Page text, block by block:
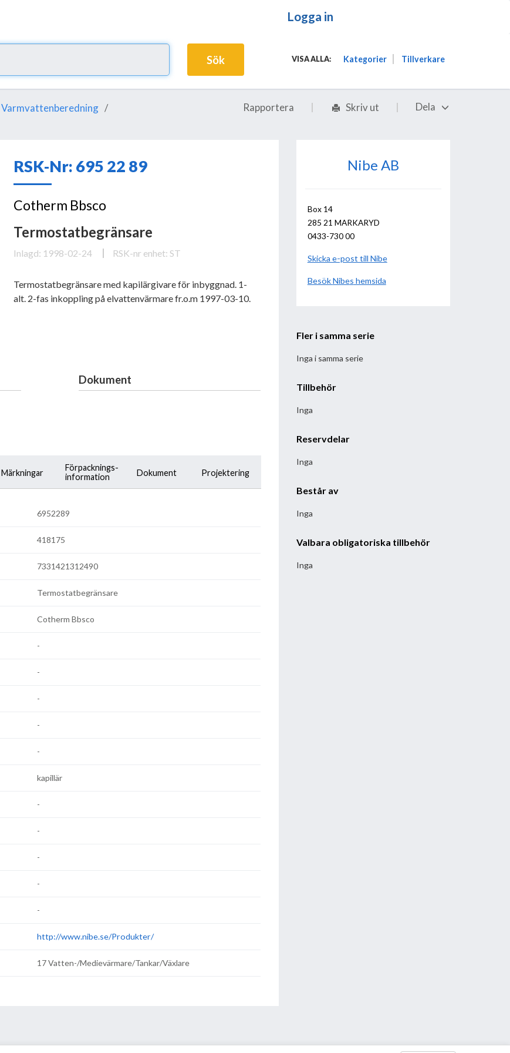
Logga in
Sök VISA ALLA: Kategorier Tillverkare
Varmvattenberedning
Rapportera Skriv ut Dela
RSK-Nr: 695 22 89
Cotherm Bbsco
Termostatbegränsare
Inlagd: 1998-02-24 RSK-nr enhet: ST
Termostatbegränsare med kapilärgivare för inbyggnad. 1-
alt. 2-fas inkoppling på elvattenvärmare fr.o.m 1997-03-10.
Dokument
Märkningar
Förpacknings-
information
Dokument Projektering
6952289
418175
7331421312490
Termostatbegränsare
Cotherm Bbsco
-
-
-
-
-
kapillär
-
-
-
-
-
http://www.nibe.se/Produkter/
17 Vatten-/Medievärmare/Tankar/Växlare
Nibe AB
Box 14
285 21 MARKARYD
0433-730 00
Skicka e-post till Nibe
BesökNibe hemsida
Fler i samma serie
Inga i samma serie
Tillbehör
Inga
Reservdelar
Inga
Består av
Inga
Valbara obligatoriska tillbehör
Inga